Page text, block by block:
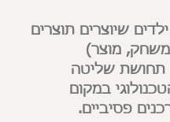
שיוצרים תוצרים
מוצר)
תחושת שליטה
במקום
פסיביים.